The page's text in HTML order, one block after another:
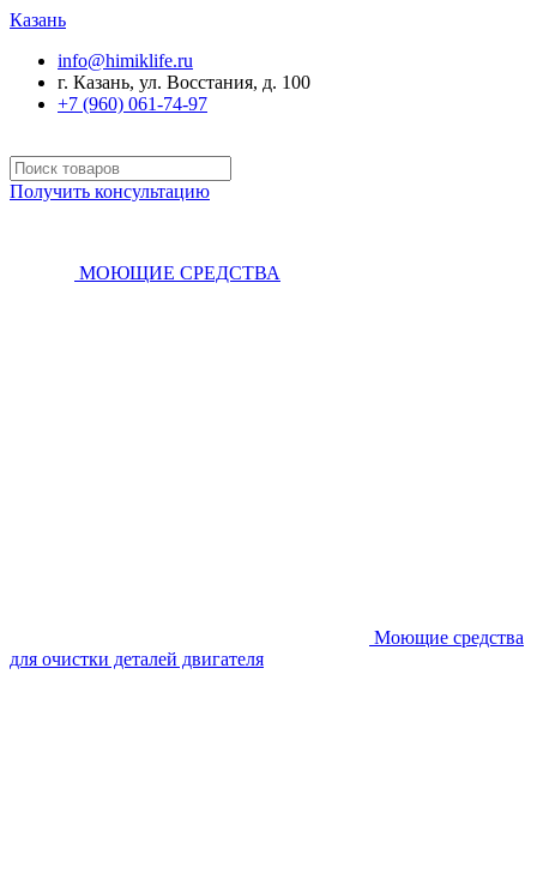
Казань
info@himiklife.ru
г. Казань, ул. Восстания, д. 100
+7 (960) 061-74-97
Получить консультацию
МОЮЩИЕ СРЕДСТВА
Моющие средства
для очистки деталей двигателя